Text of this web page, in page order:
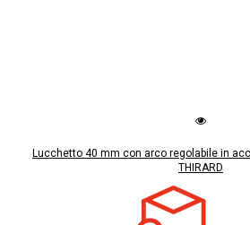
Lucchetto 40 mm con arco regolabile in
THIRARD